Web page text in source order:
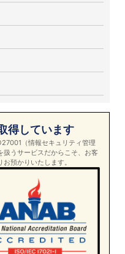
得しています
（情報セキュリティ管理
扱うサービスだからこそ、お客
預かりいたします。